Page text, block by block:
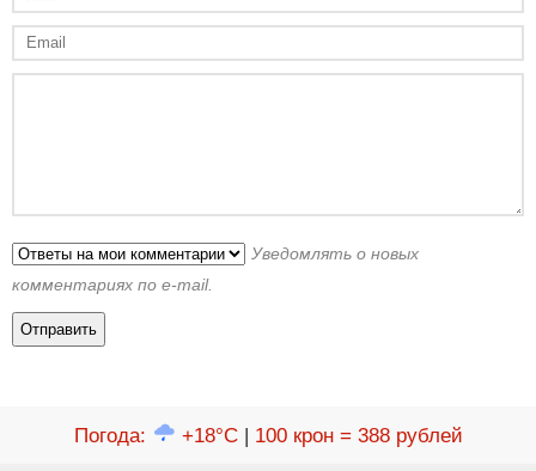
Уведомлять о новых
комментариях по e-mail.
Погода: +18°C| 100 крон = 388 рублей